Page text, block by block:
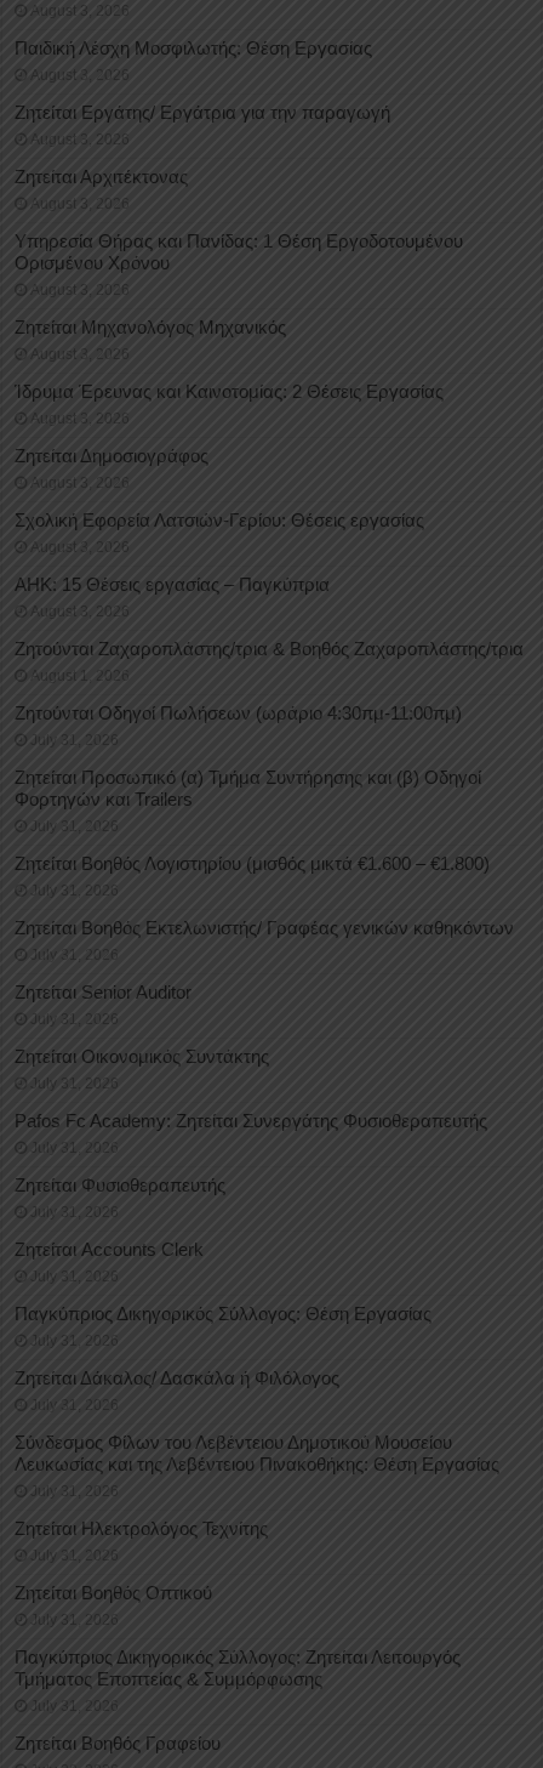
August 3, 2026
Παιδική Λέσχη Μοσφιλωτής: Θέση Εργασίας
August 3, 2026
Ζητείται Εργάτης/ Εργάτρια για την παραγωγή
August 3, 2026
Ζητείται Αρχιτέκτονας
August 3, 2026
Υπηρεσία Θήρας και Πανίδας: 1 Θέση Eργοδοτουμένου
Oρισμένου Xρόνου
August 3, 2026
Ζητείται Μηχανολόγος Μηχανικός
August 3, 2026
Ίδρυμα Έρευνας και Καινοτομίας: 2 Θέσεις Εργασίας
August 3, 2026
Ζητείται Δημοσιογράφος
August 3, 2026
Σχολική Εφορεία Λατσιών-Γερίου: Θέσεις εργασίας
August 3, 2026
ΑΗΚ: 15 Θέσεις εργασίας – Παγκύπρια
August 3, 2026
Ζητούνται Ζαχαροπλάστης/τρια & Βοηθός Ζαχαροπλάστης/τρια
August 1, 2026
Ζητούνται Οδηγοί Πωλήσεων (ωράριο 4:30πμ-11:00πμ)
July 31, 2026
Ζητείται Προσωπικό (α) Τμήμα Συντήρησης και (β) Οδηγοί
Φορτηγών και Trailers
July 31, 2026
Ζητείται Βοηθός Λογιστηρίου (μισθός μικτά €1.600 – €1.800)
July 31, 2026
Ζητείται Βοηθός Εκτελωνιστής/ Γραφέας γενικών καθηκόντων
July 31, 2026
Ζητείται Senior Auditor
July 31, 2026
Ζητείται Οικονομικός Συντάκτης
July 31, 2026
Pafos Fc Academy: Ζητείται Συνεργάτης Φυσιοθεραπευτής
July 31, 2026
Ζητείται Φυσιοθεραπευτής
July 31, 2026
Ζητείται Accounts Clerk
July 31, 2026
Παγκύπριος Δικηγορικός Σύλλογος: Θέση Εργασίας
July 31, 2026
Ζητείται Δάκαλος/ Δασκάλα ή Φιλόλογος
July 31, 2026
Σύνδεσμος Φίλων του Λεβέντειου Δημοτικού Μουσείου
Λευκωσίας και της Λεβέντειου Πινακοθήκης: Θέση Εργασίας
July 31, 2026
Ζητείται Ηλεκτρολόγος Τεχνίτης
July 31, 2026
Ζητείται Βοηθός Οπτικού
July 31, 2026
Παγκύπριος Δικηγορικός Σύλλογος: Ζητείται Λειτουργός
Τμήματος Εποπτείας & Συμμόρφωσης
July 31, 2026
Ζητείται Βοηθός Γραφείου